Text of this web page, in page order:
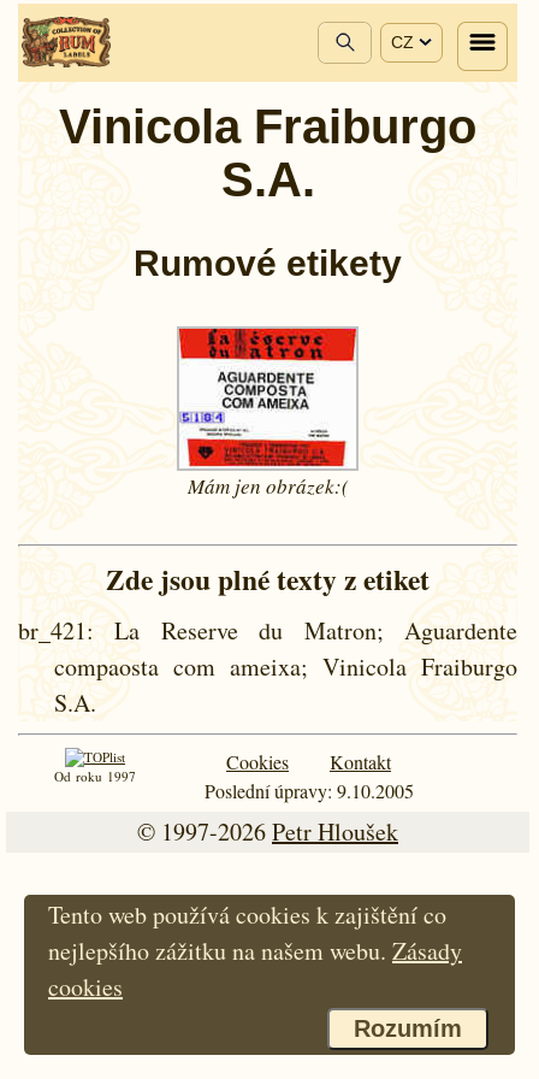
CZ
Vinicola Fraiburgo
S.A.
Rumové etikety
Mám jen obrázek:(
Zde jsou plné texty z etiket
br_421: La Reserve du Matron; Aguardente
compaosta com ameixa; Vinicola Fraiburgo
S.A.
Od roku 1997
Cookies
Kontakt
Poslední úpravy: 9.10.2005
© 1997-2026Petr Hloušek
Tento web používá cookies k zajištění co
nejlepšího zážitku na našem webu. Zásady
cookies
Rozumím